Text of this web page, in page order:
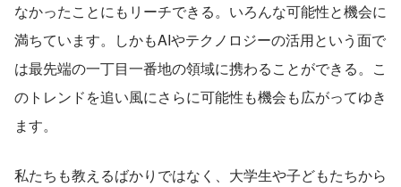
なかったことにもリーチできる。いろんな可能性と機会に
満ちています。しかもAIやテクノロジーの活用という面で
は最先端の一丁目一番地の領域に携わることができる。こ
のトレンドを追い風にさらに可能性も機会も広がってゆき
ます。
私たちも教えるばかりではなく、大学生や子どもたちから